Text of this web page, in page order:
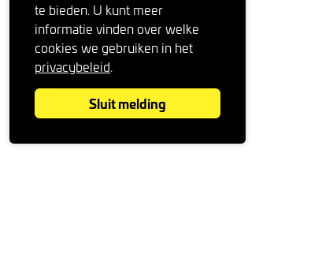
te bieden. U kunt meer
informatie vinden over welke
cookies we gebruiken in het
privacybeleid.
Sluit melding